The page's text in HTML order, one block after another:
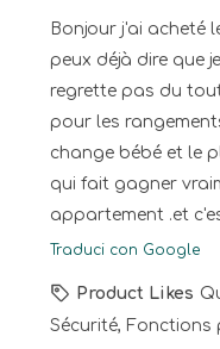
Bonjour j'ai acheté
peux déjà dire que
regrette pas du
pour les
change bébé et le
qui fait gagner
appartement .et
Traduci con Google
Product Likes
Sécurité, Fonctions